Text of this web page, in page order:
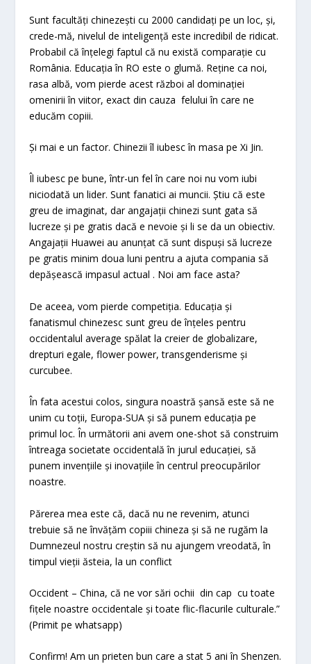
Sunt facultăți chinezești cu 2000 candidați pe un loc, și,
crede-mă, nivelul de inteligență este incredibil de ridicat.
Probabil că înțelegi faptul că nu există comparație cu
România. Educația în RO este o glumă. Reține ca noi,
rasa albă, vom pierde acest război al dominației
omenirii în viitor, exact din cauza felului în care ne
educăm copiii.
Și mai e un factor. Chinezii îl iubesc în masa pe Xi Jin.
Îl iubesc pe bune, într-un fel în care noi nu vom iubi
niciodată un lider. Sunt fanatici ai muncii. Știu că este
greu de imaginat, dar angajații chinezi sunt gata să
lucreze și pe gratis dacă e nevoie și li se da un obiectiv.
Angajații Huawei au anunțat că sunt dispuși să lucreze
pe gratis minim doua luni pentru a ajuta compania să
depășească impasul actual . Noi am face asta?
De aceea, vom pierde competiția. Educația și
fanatismul chinezesc sunt greu de înțeles pentru
occidentalul average spălat la creier de globalizare,
drepturi egale, flower power, transgenderisme și
curcubee.
În fata acestui colos, singura noastră șansă este să ne
unim cu toții, Europa-SUA și să punem educația pe
primul loc. În următorii ani avem one-shot să construim
întreaga societate occidentală în jurul educației, să
punem invențiile și inovațiile în centrul preocupărilor
noastre.
Părerea mea este că, dacă nu ne revenim, atunci
trebuie să ne învățăm copiii chineza și să ne rugăm la
Dumnezeul nostru creștin să nu ajungem vreodată, în
timpul vieții ăsteia, la un conflict
Occident – China, că ne vor sări ochii din cap cu toate
fițele noastre occidentale și toate flic-flacurile culturale.”
(Primit pe whatsapp)
Confirm! Am un prieten bun care a stat 5 ani în Shenzen.